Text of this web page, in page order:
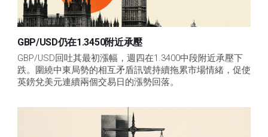
GBP/USD仍在1.3450附近承壓
GBP/USD回吐其最初漲幅，週四在1.3400中段附近承壓下
跌。圍繞中東局勢的相互矛盾訊號持續拖累市場情緒，促使
英鎊兌美元連續兩個交易日的漲勢回落。